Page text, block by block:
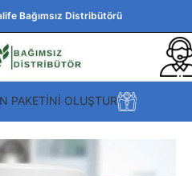
Bağımsız Distribütörü
PAKETİNİ OLUŞTUR